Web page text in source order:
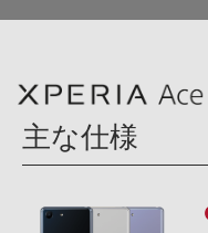
ディスプレイ
パフォーマンス
主な仕様